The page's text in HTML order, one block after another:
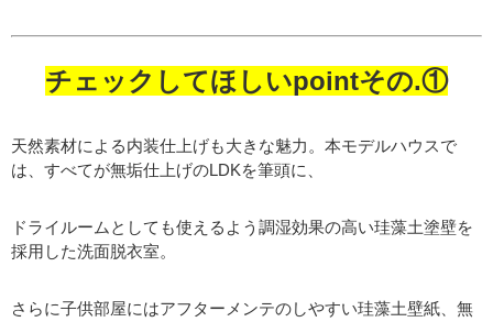
チェックしてほしいpointその.①
天然素材による内装仕上げも大きな魅力。本モデルハウスで
は、すべてが無垢仕上げのLDKを筆頭に、
ドライルームとしても使えるよう調湿効果の高い珪藻土塗壁を
採用した洗面脱衣室。
さらに子供部屋にはアフターメンテのしやすい珪藻土壁紙、無